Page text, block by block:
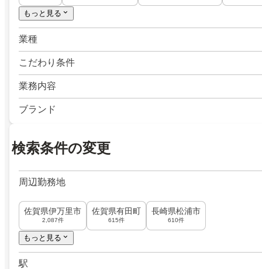
もっと見る
業種
こだわり条件
業務内容
ブランド
検索条件の変更
周辺勤務地
佐賀県伊万里市
2,087件
佐賀県有田町
615件
長崎県松浦市
610件
もっと見る
駅